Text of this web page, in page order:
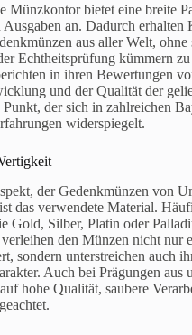
Münzkontor bietet eine breite
Ausgaben an. Dadurch erhalten
aus aller Welt, ohne
Echtheitsprüfung kümmern zu
in ihren Bewertungen
und der Qualität der
der sich in zahlreichen
widerspiegelt.
der Gedenkmünzen von
das verwendete Material.
Gold, Silber, Platin oder
den Münzen nicht nur
sondern unterstreichen auch
Auch bei Prägungen aus
hohe Qualität, saubere